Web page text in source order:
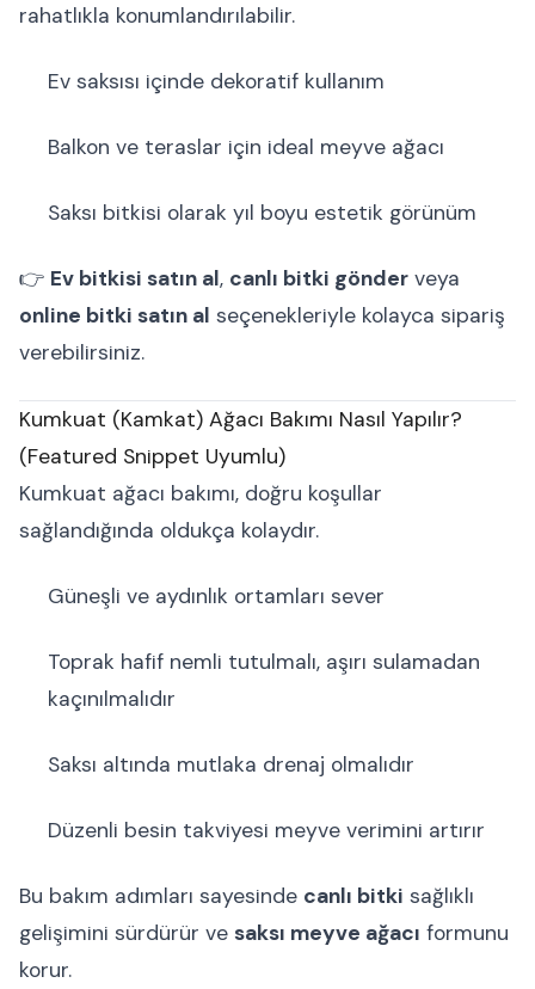
rahatlıkla konumlandırılabilir.
Ev saksısı içinde dekoratif kullanım
Balkon ve teraslar için ideal meyve ağacı
Saksı bitkisi olarak yıl boyu estetik görünüm
👉 Ev bitkisi satın al, canlı bitki gönder veya
online bitki satın al seçenekleriyle kolayca sipariş
verebilirsiniz.
Kumkuat (Kamkat) Ağacı Bakımı Nasıl Yapılır?
(Featured Snippet Uyumlu)
Kumkuat ağacı bakımı, doğru koşullar
sağlandığında oldukça kolaydır.
Güneşli ve aydınlık ortamları sever
Toprak hafif nemli tutulmalı, aşırı sulamadan
kaçınılmalıdır
Saksı altında mutlaka drenaj olmalıdır
Düzenli besin takviyesi meyve verimini artırır
Bu bakım adımları sayesinde canlı bitki sağlıklı
gelişimini sürdürür ve saksı meyve ağacı formunu
korur.